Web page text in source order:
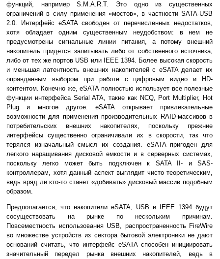
функций, например S.M.A.R.T. Это одно из существенных
ограничений в силу применения «мостов», в частности SATA-USB
2.0. Интерфейс eSATA свободен от перечисленных недостатков,
хотя обладает одним существенным неудобством: в нем не
предусмотрены сигнальные линии питания, а потому внешний
накопитель придется запитывать либо от собственного источника,
либо от тех же портов USB или IEEE 1394. Более высокая скорость
и меньшая латентность внешних накопителей с eSATA делает их
оправданным выбором при работе с цифровым видео и HD-
контентом. Конечно же, eSATA полностью использует все полезные
функции интерфейса Serial ATA, такие как NCQ, Port Multiplier, Hot
Plug и многое другое. eSATA открывает привлекательные
возможности для применения производительных RAID-массивов в
потребительских внешних накопителях, поскольку прежние
интерфейсы существенно ограничивали их в скорости, так что
терялся изначальный смысл их создания. eSATA пригоден для
легкого наращивания дисковой емкости и в серверных системах,
поскольку легко может быть подключен к SATA II- и SAS-
контроллерам, хотя данный аспект выглядит чисто теоретическим,
ведь вряд ли кто-то станет «добивать» дисковый массив подобным
образом.
Предполагается, что накопители eSATA, USB и IEEE 1394 будут
сосуществовать на рынке по нескольким причинам.
Повсеместность использования USB, распространенность FireWire
во множестве устройств из сектора бытовой электроники не дают
оснований считать, что интерфейс eSATA способен инициировать
значительный передел рынка внешних накопителей, ведь в